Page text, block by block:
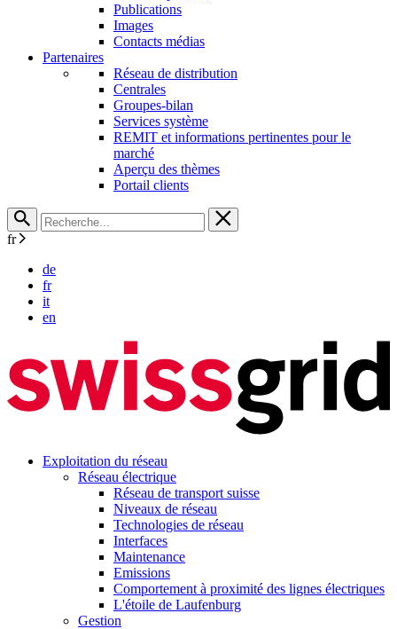
Publications
Images
Contacts médias
Partenaires
Réseau de distribution
Centrales
Groupes-bilan
Services système
REMIT et informations pertinentes pour le
marché
Aperçu des thèmes
Portail clients
fr
de
fr
it
en
Exploitation du réseau
Réseau électrique
Réseau de transport suisse
Niveaux de réseau
Technologies de réseau
Interfaces
Maintenance
Emissions
Comportement à proximité des lignes électriques
L'étoile de Laufenburg
Gestion